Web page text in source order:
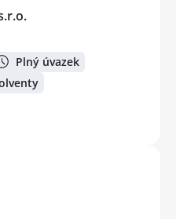
Plný úvazek